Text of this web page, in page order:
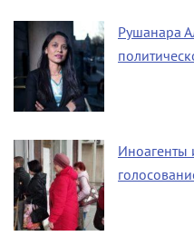
Рушанара
Иноагенты